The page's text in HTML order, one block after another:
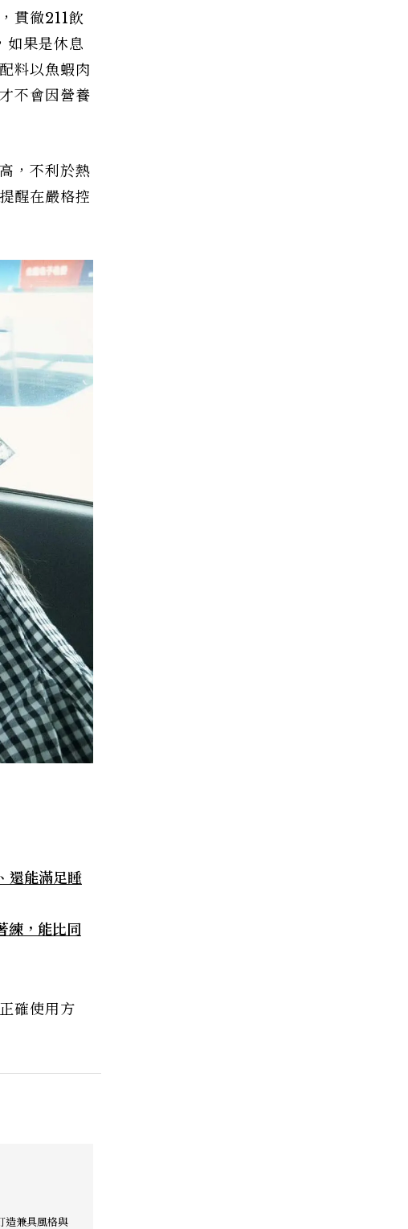
貫徹211飲
如果是休息
料以魚蝦肉
不會因營養
，不利於熱
醒在嚴格控
還能滿足睡
練，能比同
確使用方